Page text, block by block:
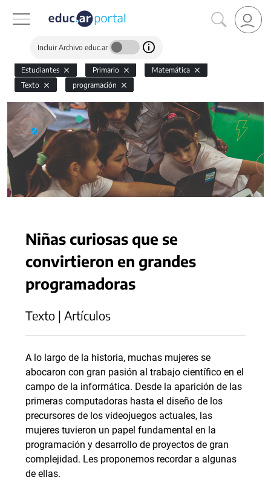
Incluir Archivo educ.ar
Estudiantes Primario
Matemática
Texto
programación
Niñas curiosas que se
convirtieron en grandes
programadoras
Texto | Artículos
A lo largo de la historia, muchas mujeres se
abocaron con gran pasión al trabajo científico en el
campo de la informática. Desde la aparición de las
primeras computadoras hasta el diseño de los
precursores de los videojuegos actuales, las
mujeres tuvieron un papel fundamental en la
programación y desarrollo de proyectos de gran
complejidad. Les proponemos recordar a algunas
de ellas.